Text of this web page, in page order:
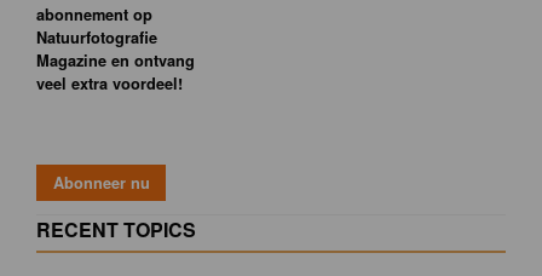
abonnement op
Natuurfotografie
Magazine en ontvang
veel extra voordeel!
RECENT TOPICS